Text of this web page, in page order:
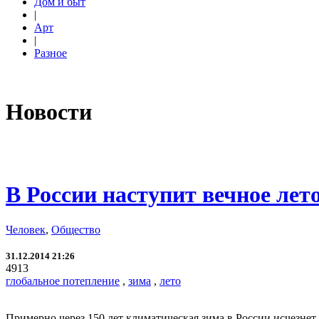
|
Арт
|
Разное
Новости
В России наступит вечное
Человек, Общество
31.12.2014 21:26
4913
глобальное потепление , зима , лето